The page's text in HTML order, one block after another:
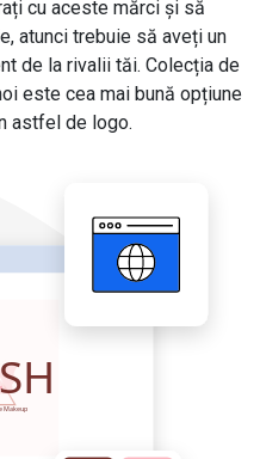
cu aceste mărci și să
atunci trebuie să aveți un
de la rivalii tăi. Colecția de
este cea mai bună opțiune
astfel de logo.